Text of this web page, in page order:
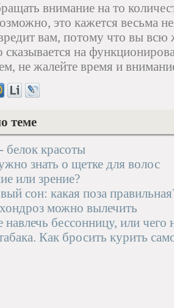
внимание на то
это кажется весьма
вам, потому что вы всю
сказывается на
не жалейте время и
теме
белок красоты
знать о щетке для волос
или зрение?
сон: какая поза
можно вылечить
навлечь бессонницу, или чего
Как бросить курить